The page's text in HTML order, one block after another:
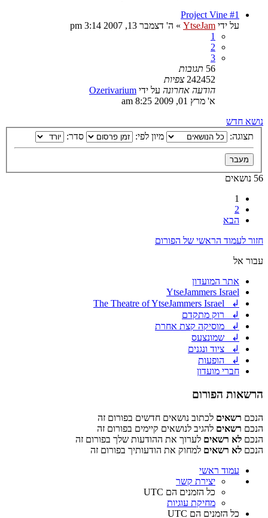
Project Vine #1
על ידי YtseJam
» ה' דצמבר 13, 2007 3:14 pm
1
2
3
56 תגובות
242452 צפיות
הודעה אחרונה על ידי Ozerivarium
א' מרץ 01, 2009 8:25 am
נושא חדש
תצוגה:
מיון לפי: סדר:
56 נושאים
1
2
הבא
חזור לעמוד הראשי של הפורום
עבור אל
אתר המועדון
YtseJammers Israel
↲ The Theatre of YtseJammers Israel
↲ רוק מתקדם
↲ מוסיקה קצת אחרת
↲ שמונצעס
↲ ציוד ונגנים
↲ הופעות
חברי מועדון
הרשאות הפורום
הנכם רשאים לכתוב נושאים חדשים בפורום זה
הנכם רשאים להגיב לנושאים קיימים בפורום זה
הנכם לא רשאים לערוך את ההודעות שלך בפורום זה
הנכם לא רשאים למחוק את הודעותיך בפורום זה
עמוד ראשי
יצירת קשר
כל הזמנים הם UTC
מחיקת עוגיות
כל הזמנים הם UTC